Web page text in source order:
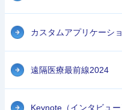
カスタムアプリケーシ
遠隔医療最前線2024
Keynote（インタビュー